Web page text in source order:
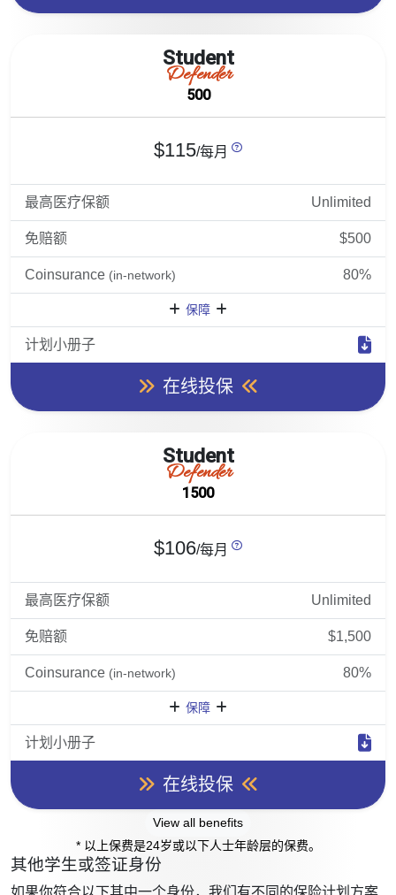
Student
Defender
500
$115/每月
最高医疗保额 Unlimited
免赔额 $500
Coinsurance (in-network) 80%
保障
计划小册子
在线投保
Student
Defender
1500
$106/每月
最高医疗保额 Unlimited
免赔额 $1,500
Coinsurance (in-network) 80%
保障
计划小册子
在线投保
View all benefits
* 以上保费是24岁或以下人士年龄层的保费。
其他学生或签证身份